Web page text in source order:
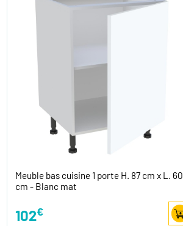
Meuble bas cuisine 1 porte H. 87 cm x L. 60
cm - Blanc mat
102€